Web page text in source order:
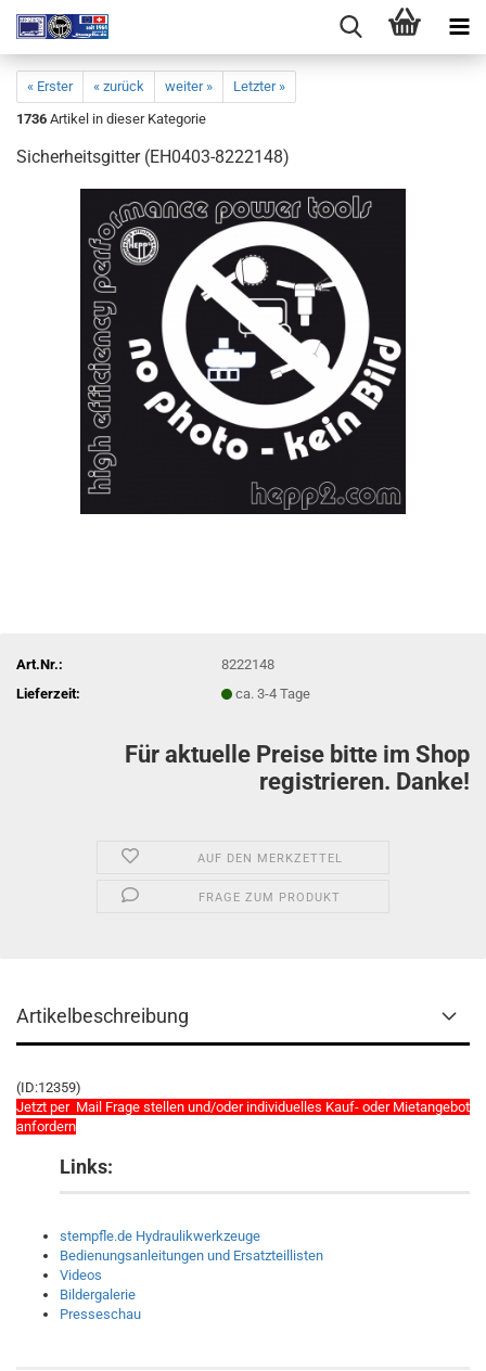
« Erster « zurück weiter »
Letzter »
1736 Artikel in dieser Kategorie
Sicherheitsgitter (EH0403-8222148)
Art.Nr.:
8222148
Lieferzeit:
ca. 3-4 Tage
Für aktuelle Preise bitte im Shop
registrieren. Danke!
AUF DEN MERKZETTEL
FRAGE ZUM PRODUKT
Artikelbeschreibung
(ID:12359)
Jetzt per Mail Frage stellen und/oder individuelles Kauf- oder Mietangebot
anfordern
Links:
stempfle.de Hydraulikwerkzeuge
Bedienungsanleitungen und Ersatzteillisten
Videos
Bildergalerie
Presseschau